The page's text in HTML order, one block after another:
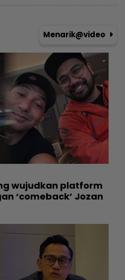
Menarik@video
wujudkan platform
‘comeback’ Jozan